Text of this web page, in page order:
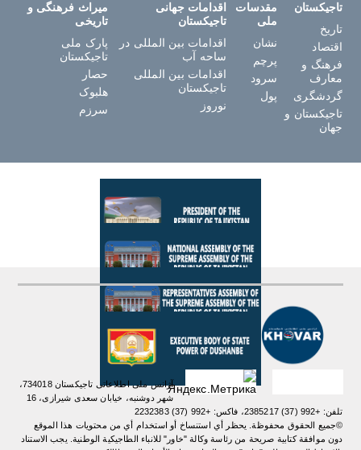
تاجیکستان
تاریخ
اقتصاد
فرهنگ و
معارف
گردشگری
تاجیکستان و
جهان
مقدسات
ملی
نشان
پرچم
سرود
پول
اقدامات جهانی
تاجیکستان
اقدامات بین المللی در
ساحه آب
اقدامات بین المللی
تاجیکستان
نوروز
میراث فرهنگی و
تاریخی
پارک ملی
تاجیکستان
حصار
هلبوک
سرزم
آژانس ملی اطلاعاتی تاجیکستان 734018،
شهر دوشنبه، خیابان سعدی شیرازی، 16
تلفن: +992 (37) 2385217، فاکس: +992 (37) 2232383
©جميع الحقوق محفوظة. يحظر أي استنساخ أو استخدام أي من محتويات هذا الموقع
دون موافقة كتابية صريحة من رئاسة وكالة "خاور" للانباء الطاجيكية الوطنية. یجب الاستناد